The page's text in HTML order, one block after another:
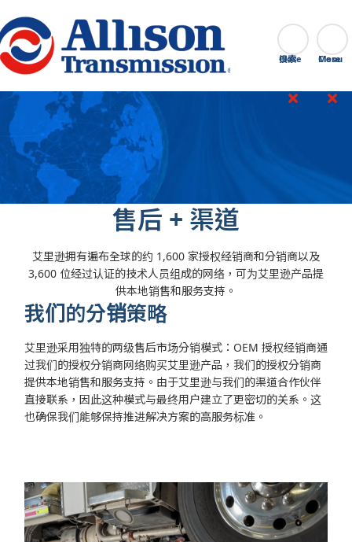
Go Home 搜索
Close
售后 + 渠道
艾里逊拥有遍布全球的约 1,600 家授权经销商和分销商以及
3,600 位经过认证的技术人员组成的网络，可为艾里逊产品提
供本地销售和服务支持。
我们的分销策略
艾里逊采用独特的两级售后市场分销模式：OEM 授权经销商通
过我们的授权分销商网络购买艾里逊产品，我们的授权分销商
提供本地销售和服务支持。由于艾里逊与我们的渠道合作伙伴
直接联系，因此这种模式与最终用户建立了更密切的关系。这
也确保我们能够保持推进解决方案的高服务标准。